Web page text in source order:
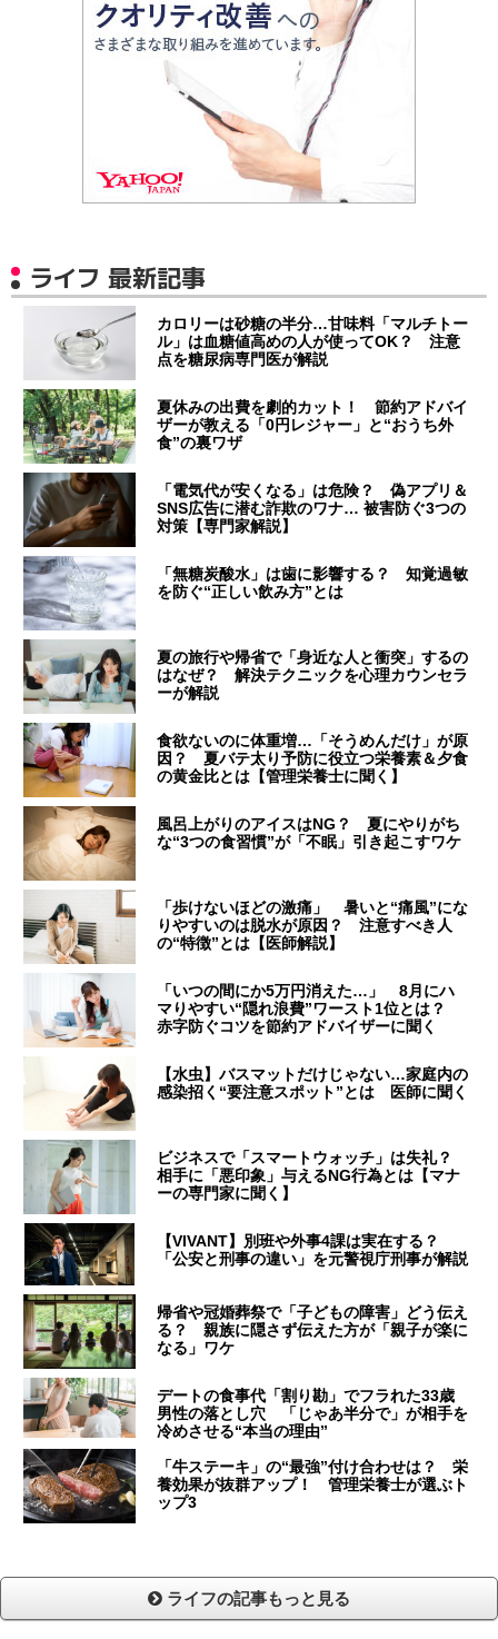
ライフ 最新記事
カロリーは砂糖の半分…甘味料「マルチトー
ル」は血糖値高めの人が使ってOK？ 注意
点を糖尿病専門医が解説
夏休みの出費を劇的カット！ 節約アドバイ
ザーが教える「0円レジャー」と“おうち外
食”の裏ワザ
「電気代が安くなる」は危険？ 偽アプリ＆
SNS広告に潜む詐欺のワナ… 被害防ぐ3つの
対策【専門家解説】
「無糖炭酸水」は歯に影響する？ 知覚過敏
を防ぐ“正しい飲み方”とは
夏の旅行や帰省で「身近な人と衝突」するの
はなぜ？ 解決テクニックを心理カウンセラ
ーが解説
食欲ないのに体重増…「そうめんだけ」が原
因？ 夏バテ太り予防に役立つ栄養素＆夕食
の黄金比とは【管理栄養士に聞く】
風呂上がりのアイスはNG？ 夏にやりがち
な“3つの食習慣”が「不眠」引き起こすワケ
「歩けないほどの激痛」 暑いと“痛風”にな
りやすいのは脱水が原因？ 注意すべき人
の“特徴”とは【医師解説】
「いつの間にか5万円消えた…」 8月にハ
マりやすい“隠れ浪費”ワースト1位とは？
赤字防ぐコツを節約アドバイザーに聞く
【水虫】バスマットだけじゃない…家庭内の
感染招く“要注意スポット”とは 医師に聞く
ビジネスで「スマートウォッチ」は失礼？
相手に「悪印象」与えるNG行為とは【マナ
ーの専門家に聞く】
【VIVANT】別班や外事4課は実在する？
「公安と刑事の違い」を元警視庁刑事が解説
帰省や冠婚葬祭で「子どもの障害」どう伝え
る？ 親族に隠さず伝えた方が「親子が楽に
なる」ワケ
デートの食事代「割り勘」でフラれた33歳
男性の落とし穴 「じゃあ半分で」が相手を
冷めさせる“本当の理由”
「牛ステーキ」の“最強”付け合わせは？ 栄
養効果が抜群アップ！ 管理栄養士が選ぶト
ップ3
ライフの記事もっと見る